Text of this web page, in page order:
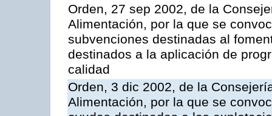
Orden, 27 sep 2002, de la
Alimentación, por la que se
subvenciones destinadas al
destinados a la aplicación de
calidad
Orden, 3 dic 2002, de la
Alimentación, por la que se